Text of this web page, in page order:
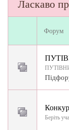
Ласкаво
Форум
Беріть